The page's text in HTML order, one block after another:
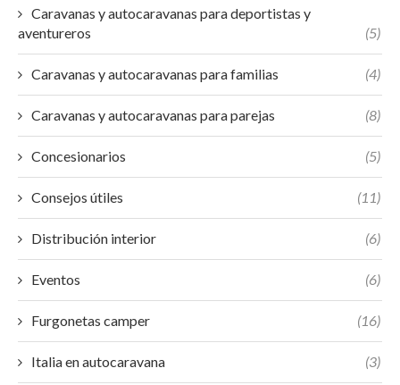
Caravanas y autocaravanas para deportistas y
aventureros
(5)
Caravanas y autocaravanas para familias (4)
Caravanas y autocaravanas para parejas (8)
Concesionarios (5)
Consejos útiles (11)
Distribución interior (6)
Eventos (6)
Furgonetas camper (16)
Italia en autocaravana (3)